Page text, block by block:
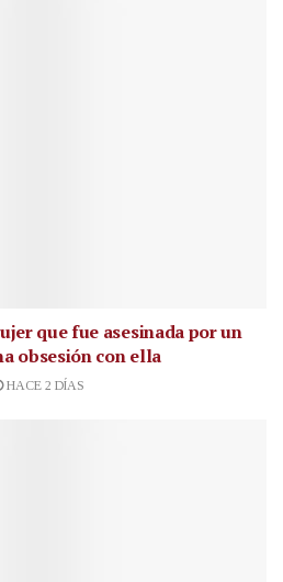
que fue asesinada por un
obsesión con ella
HACE 2 DÍAS